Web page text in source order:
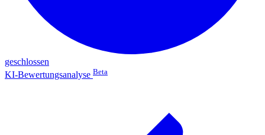
geschlossen
KI-Bewertungsanalyse Beta